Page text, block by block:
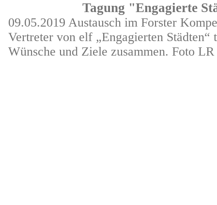
Tagung "Engagierte
09.05.2019 Austausch im Forster
Vertreter von elf „Engagierten Städten“
Wünsche und Ziele zusammen. Foto LR